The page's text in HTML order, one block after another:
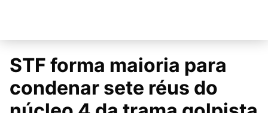
STF forma maioria para
condenar sete réus do